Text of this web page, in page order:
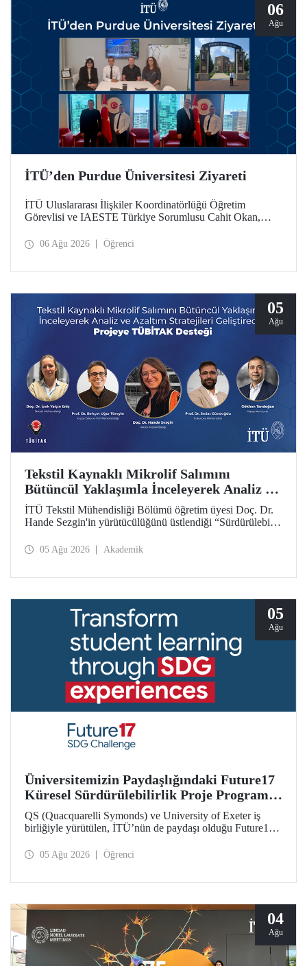
06
Ağu
İTÜ’den Purdue Üniversitesi Ziyareti
İTÜ Uluslararası İlişkiler Koordinatörlüğü Öğretim
Görevlisi ve IAESTE Türkiye Sorumlusu Cahit Okan,
Temmuz tarihlerinde ABD’de dünyanın önde gelen
06 Ağu 2026 Öğrenci
05
Ağu
Tekstil Kaynaklı Mikrolif Salımını
Bütüncül Yaklaşımla İnceleyerek Analiz ve
Azaltım Stratejileri Geliştirecek Projeye
TÜBİTAK Desteği
İTÜ Tekstil Mühendisliği Bölümü öğretim üyesi Doç. Dr.
Hande Sezgin'in yürütücülüğünü üstlendiği “Sürdürülebilir
Koşullarına Bağlı Mikrolif Salımı: Aşınma, UV Maruziyeti
kapsamında desteklenmeye hak kazandı.
05 Ağu 2026 Akademik
05
Ağu
Üniversitemizin Paydaşlığındaki Future17
Küresel Sürdürülebilirlik Proje Programı,
Öğrencilerimizin Başvurularını Bekliyor
QS (Quacquarelli Symonds) ve University of Exeter iş
birliğiyle yürütülen, İTÜ’nün de paydaşı olduğu Future17
öğrenci başvuruları açıldı. Başvurular için son gün 31
05 Ağu 2026 Öğrenci
04
Ağu